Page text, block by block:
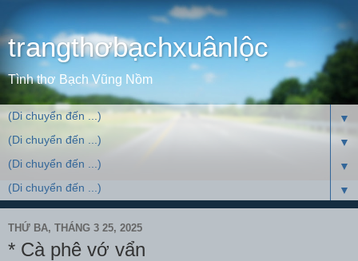
trangthơbạchxuânlộc
Tình thơ Bạch Vũng Nồm
▼
▼
▼
▼
THỨ BA, THÁNG 3 25, 2025
* Cà phê vớ vẩn